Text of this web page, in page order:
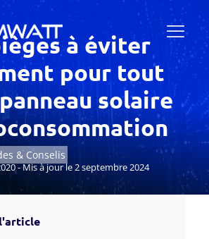
à éviter
pour tout
solaire
& Conselis
- Mis à jour le 2 septembre 2024